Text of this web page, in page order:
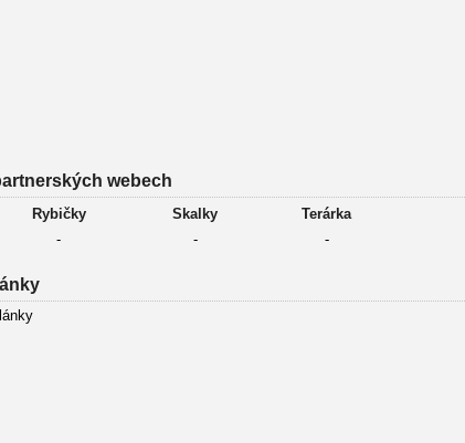
webech
Rybičky Skalky
Terárka
- - -